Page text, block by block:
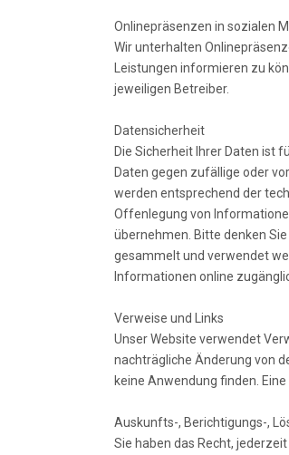
Onlinepräsenzen in sozialen
Wir unterhalten
Leistungen informieren zu
jeweiligen Betreiber.
Datensicherheit
Die Sicherheit Ihrer Daten ist
Daten gegen zufällige oder
werden entsprechend der
Offenlegung von
übernehmen. Bitte denken
gesammelt und verwendet
Informationen online
Verweise und Links
Unser Website verwendet
nachträgliche Änderung von
keine Anwendung finden.
Auskunfts-, Berichtigungs-,
Sie haben das Recht,